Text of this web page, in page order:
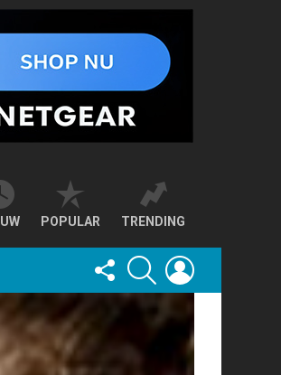
POPULAR TRENDING
FOLLOW
US
SEARCH